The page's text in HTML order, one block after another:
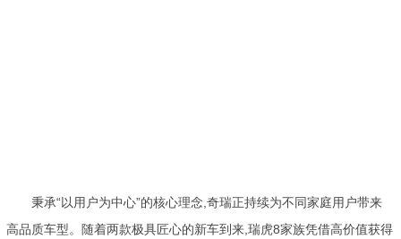
秉承“以用户为中心”的核心理念,奇瑞正持续为不同家庭用户带来
高品质车型。随着两款极具匠心的新车到来,瑞虎8家族凭借高价值获得